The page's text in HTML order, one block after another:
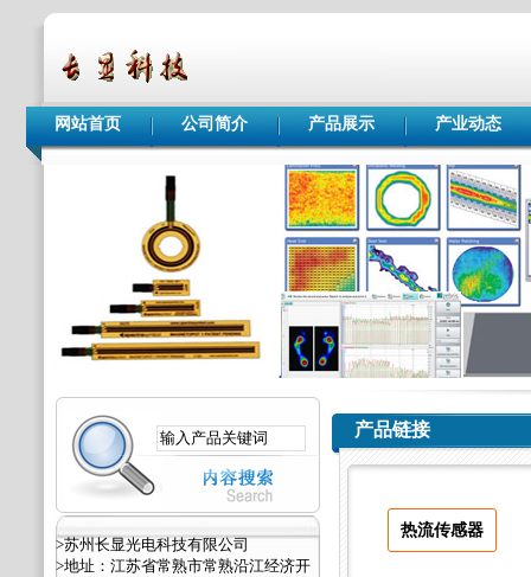
网站首页 公司简介 产品展示 产业动态
>苏州长显光电科技有限公司
>地址：江苏省常熟市常熟沿江经济开
产品链接
热流传感器